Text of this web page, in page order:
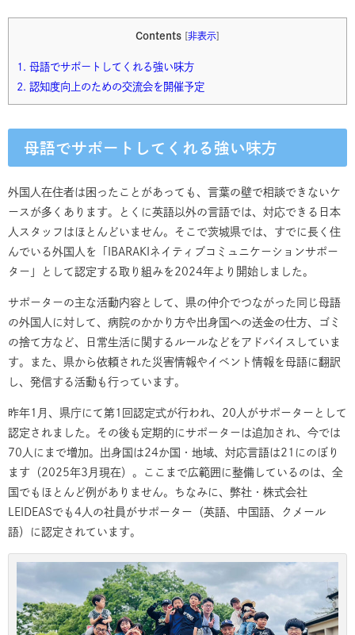
Contents 非表示
1.
母語でサポートしてくれる強い味方
2.
認知度向上のための交流会を開催予定
母語でサポートしてくれる強い味方
外国人在住者は困ったことがあっても、言葉の壁で相談できないケ
ースが多くあります。とくに英語以外の言語では、対応できる日本
人スタッフはほとんどいません。そこで茨城県では、すでに長く住
んでいる外国人を「IBARAKIネイティブコミュニケーションサポー
ター」として認定する取り組みを2024年より開始しました。
サポーターの主な活動内容として、県の仲介でつながった同じ母語
の外国人に対して、病院のかかり方や出身国への送金の仕方、ゴミ
の捨て方など、日常生活に関するルールなどをアドバイスしていま
す。また、県から依頼された災害情報やイベント情報を母語に翻訳
し、発信する活動も行っています。
昨年1月、県庁にて第1回認定式が行われ、20人がサポーターとして
認定されました。その後も定期的にサポーターは追加され、今では
70人にまで増加。出身国は24か国・地域、対応言語は21にのぼり
ます（2025年3月現在）。ここまで広範囲に整備しているのは、全
国でもほとんど例がありません。ちなみに、弊社・株式会社
LEIDEASでも4人の社員がサポーター（英語、中国語、クメール
語）に認定されています。